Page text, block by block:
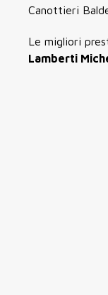
Canottieri
Le migliori
Lamberti